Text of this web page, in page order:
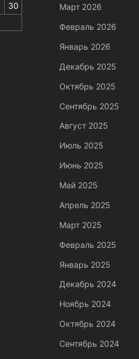
30
Март 2026
Февраль 2026
Январь 2026
Декабрь 2025
Октябрь 2025
Сентябрь 2025
Август 2025
Июль 2025
Июнь 2025
Май 2025
Апрель 2025
Март 2025
Февраль 2025
Январь 2025
Декабрь 2024
Ноябрь 2024
Октябрь 2024
Сентябрь 2024